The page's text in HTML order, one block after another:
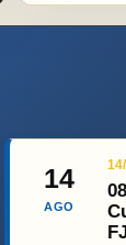
14
AGO